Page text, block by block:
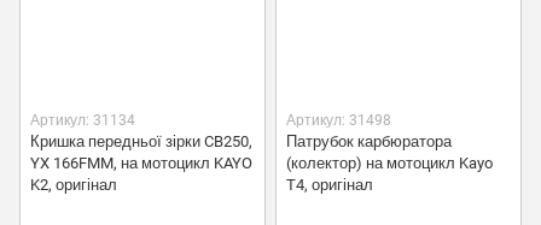
Артикул: 31134
Кришка передньої зірки CB250,
YX 166FMM, на мотоцикл KAYO
K2, оригінал
Артикул: 31498
Патрубок карбюратора
(колектор) на мотоцикл Kayo
T4, оригінал